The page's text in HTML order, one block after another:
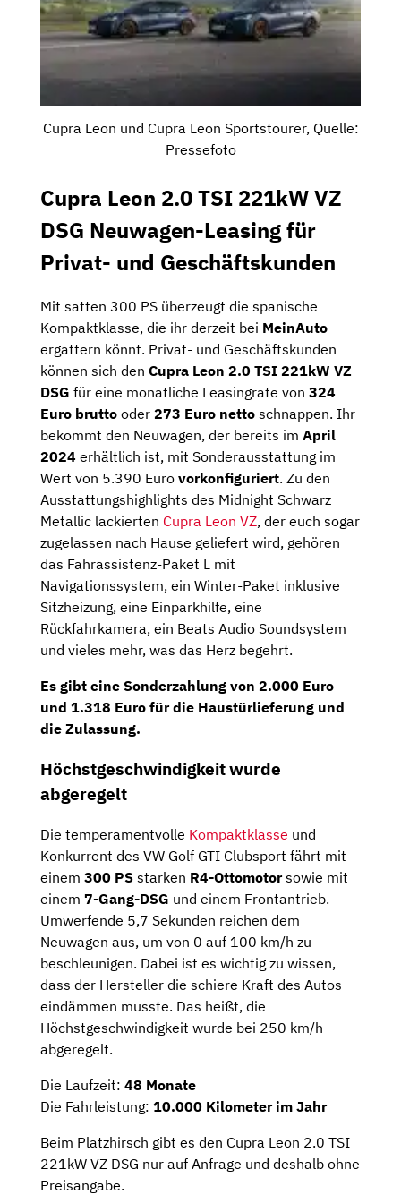
Cupra Leon und Cupra Leon Sportstourer, Quelle:
Pressefoto
Cupra Leon 2.0 TSI 221kW VZ
DSG Neuwagen-Leasing für
Privat- und Geschäftskunden
Mit satten 300 PS überzeugt die spanische
Kompaktklasse, die ihr derzeit bei MeinAuto
ergattern könnt. Privat- und Geschäftskunden
können sich den Cupra Leon 2.0 TSI 221kW VZ
DSG für eine monatliche Leasingrate von 324
Euro brutto oder 273 Euro netto schnappen. Ihr
bekommt den Neuwagen, der bereits im April
2024 erhältlich ist, mit Sonderausstattung im
Wert von 5.390 Euro vorkonfiguriert. Zu den
Ausstattungshighlights des Midnight Schwarz
Metallic lackierten Cupra Leon VZ, der euch sogar
zugelassen nach Hause geliefert wird, gehören
das Fahrassistenz-Paket L mit
Navigationssystem, ein Winter-Paket inklusive
Sitzheizung, eine Einparkhilfe, eine
Rückfahrkamera, ein Beats Audio Soundsystem
und vieles mehr, was das Herz begehrt.
Es gibt eine Sonderzahlung von 2.000 Euro
und 1.318 Euro für die Haustürlieferung und
die Zulassung.
Höchstgeschwindigkeit wurde
abgeregelt
Die temperamentvolle Kompaktklasse und
Konkurrent des VW Golf GTI Clubsport fährt mit
einem 300 PS starken R4-Ottomotorsowie mit
einem 7-Gang-DSG und einem Frontantrieb.
Umwerfende 5,7 Sekunden reichen dem
Neuwagen aus, um von 0 auf 100 km/h zu
beschleunigen. Dabei ist es wichtig zu wissen,
dass der Hersteller die schiere Kraft des Autos
eindämmen musste. Das heißt, die
Höchstgeschwindigkeit wurde bei 250 km/h
abgeregelt.
Die Laufzeit: 48 Monate
Die Fahrleistung: 10.000 Kilometer im Jahr
Beim Platzhirsch gibt es den Cupra Leon 2.0 TSI
221kW VZ DSG nur auf Anfrage und deshalb ohne
Preisangabe.